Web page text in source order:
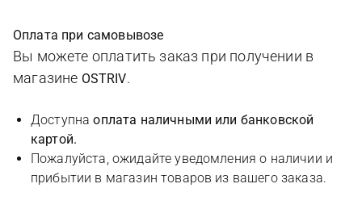
Оплата при самовывозе
Вы можете оплатить заказ при получении в
магазине OSTRIV.
Доступнаоплата наличными или банковской
картой.
Пожалуйста, ожидайте уведомления о наличии и
прибытии в магазин товаров из вашего заказа.